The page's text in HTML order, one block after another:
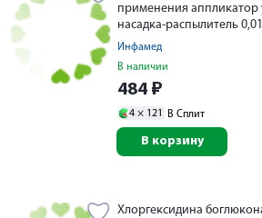
применения аппликатор
насадка-распылитель
Инфамед
В наличии
484 ₽
4 × 121 В Сплит
В корзину
Хлоргексидина